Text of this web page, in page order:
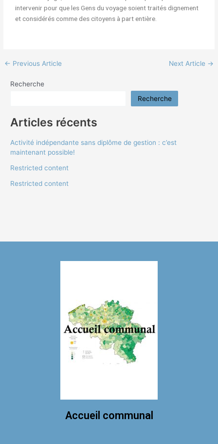
intervenir pour que les Gens du voyage soient traités dignement
et considérés comme des citoyens à part entière.
← Previous Article Next Article →
Recherche
Recherche
Articles récents
Activité indépendante sans diplôme de gestion : c’est
maintenant possible!
Restricted content
Restricted content
Accueil communal